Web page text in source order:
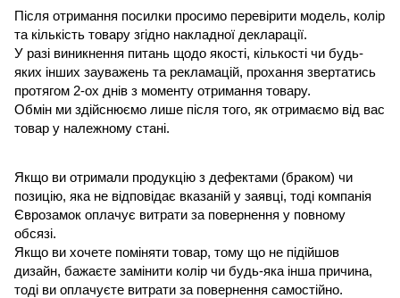
Після отримання посилки просимо перевірити модель, колір
та кількість товару згідно накладної декларації.
У разі виникнення питань щодо якості, кількості чи будь-
яких інших зауважень та рекламацій, прохання звертатись
протягом 2-ох днів з моменту отримання товару.
Обмін ми здійснюємо лише після того, як отримаємо від вас
товар у належному стані.
Якщо ви отримали продукцію з дефектами (браком) чи
позицію, яка не відповідає вказаній у заявці, тоді компанія
Єврозамок оплачує витрати за повернення у повному
обсязі.
Якщо ви хочете поміняти товар, тому що не підійшов
дизайн, бажаєте замінити колір чи будь-яка інша причина,
тоді ви оплачуєте витрати за повернення самостійно.